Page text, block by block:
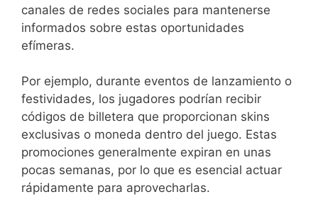
canales de redes sociales para mantenerse
informados sobre estas oportunidades
efímeras.
Por ejemplo, durante eventos de lanzamiento o
festividades, los jugadores podrían recibir
códigos de billetera que proporcionan skins
exclusivas o moneda dentro del juego. Estas
promociones generalmente expiran en unas
pocas semanas, por lo que es esencial actuar
rápidamente para aprovecharlas.